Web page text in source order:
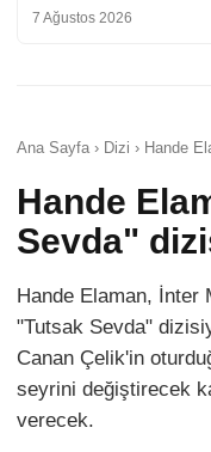
7 Ağustos 2026
Ana Sayfa › Dizi › Hande
Hande
Sevda"
Hande Elaman, İnter
"Tutsak Sevda"
Canan Çelik'in
seyrini değiştirecek
verecek.